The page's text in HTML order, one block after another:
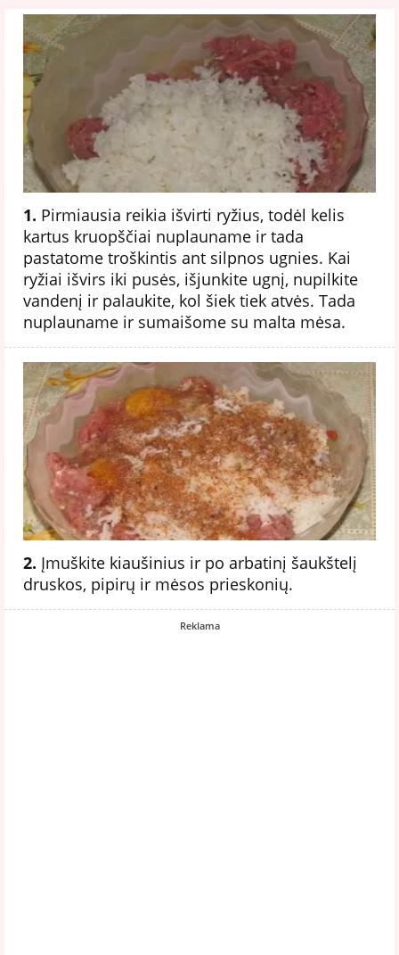
1. Pirmiausia reikia išvirti ryžius, todėl kelis
kartus kruopščiai nuplauname ir tada
pastatome troškintis ant silpnos ugnies. Kai
ryžiai išvirs iki pusės, išjunkite ugnį, nupilkite
vandenį ir palaukite, kol šiek tiek atvės. Tada
nuplauname ir sumaišome su malta mėsa.
2. Įmuškite kiaušinius ir po arbatinį šaukštelį
druskos, pipirų ir mėsos prieskonių.
Reklama